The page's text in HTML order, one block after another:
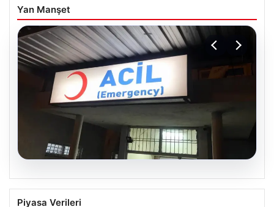
Yan Manşet
05.08.2026
Mardin’in Derik ilçesinde trajik kaza: 3
Piyasa Verileri